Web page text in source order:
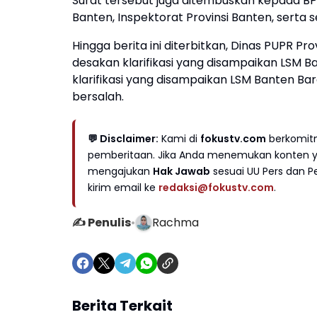
Banten, Inspektorat Provinsi Banten, serta
Hingga berita ini diterbitkan, Dinas PUPR
desakan klarifikasi yang disampaikan LSM
klarifikasi yang disampaikan LSM Banten
bersalah.
💬 Disclaimer: Kami di fokustv.com
pemberitaan. Jika Anda menemukan konten
mengajukan Hak Jawab sesuai UU Pers dan
kirim email ke redaksi@fokustv.com.
✍️ Penulis• Rachma
Berita Terkait